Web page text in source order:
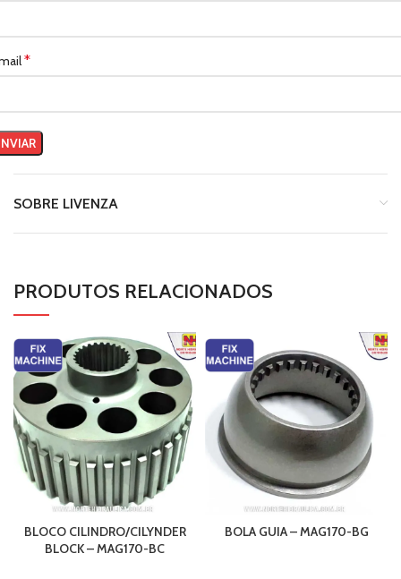
*
SOBRE LIVENZA
PRODUTOS RELACIONADOS
BLOCO CILINDRO/CILYNDER
BLOCK – MAG170-BC
BOLA GUIA – MAG170-BG